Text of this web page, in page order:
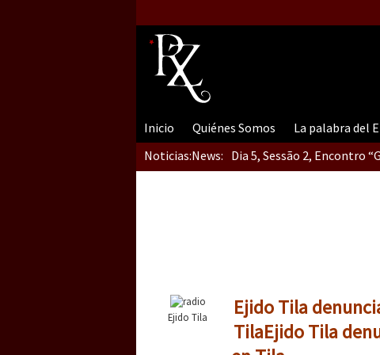
Inicio Quiénes Somos La palabra del
Noticias:News: Dia 5, Sessão 2, Encontro
Ejido Tila
Ejido Tila
TilaEjido Tila